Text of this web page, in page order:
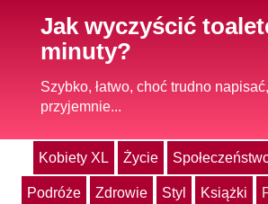
Jak wyczyścić
minuty?
Szybko, łatwo, choć trudno
przyjemnie...
Kobiety XL Życie
Podróże Zdrowie Styl Książki